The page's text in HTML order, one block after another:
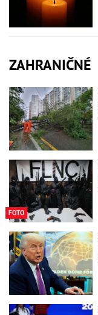
ZAHRANIČNÉ
FOTO